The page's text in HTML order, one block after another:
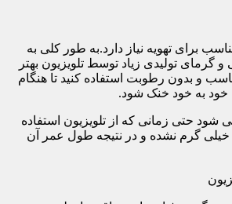
برای تهویه نیاز دارد.به طور کلی به
گرمای تولیدی زیاد توسط تلویزیون بهتر
و بدون رطوبت استفاده کنید تا هنگام
خود به خود خنک شود.
شود حتی زمانی که از تلویزیون استفاده
خیلی گرم نشده و در نتیجه طول عمر آن